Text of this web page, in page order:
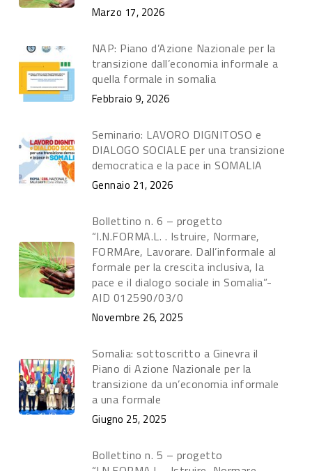
Marzo 17, 2026
NAP: Piano d’Azione Nazionale per la
transizione dall’economia informale a
quella formale in somalia
Febbraio 9, 2026
Seminario: LAVORO DIGNITOSO e
DIALOGO SOCIALE per una transizione
democratica e la pace in SOMALIA
Gennaio 21, 2026
Bollettino n. 6 – progetto
“I.N.FORMA.L. . Istruire, Normare,
FORMAre, Lavorare. Dall’informale al
formale per la crescita inclusiva, la
pace e il dialogo sociale in Somalia”-
AID 012590/03/0
Novembre 26, 2025
Somalia: sottoscritto a Ginevra il
Piano di Azione Nazionale per la
transizione da un’economia informale
a una formale
Giugno 25, 2025
Bollettino n. 5 – progetto